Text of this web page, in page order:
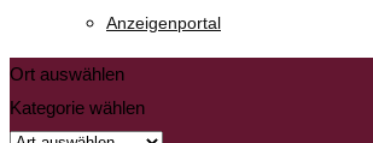
Anzeigenportal
Ort auswählen
Kategorie wählen